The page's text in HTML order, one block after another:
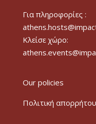
Για πληροφορίες :
Κλείσε χώρο:
Our policies
Πολιτική απορρήτου